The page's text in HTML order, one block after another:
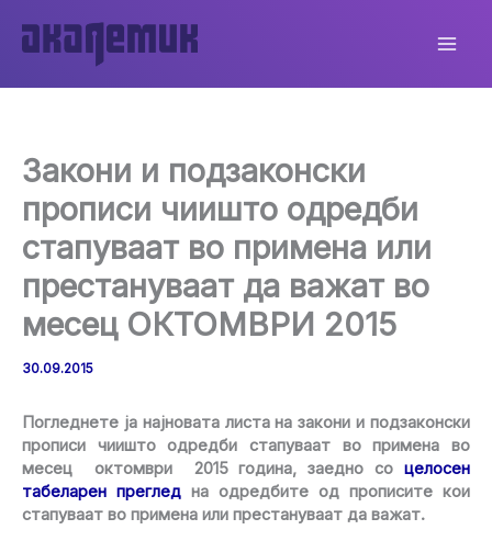
content
Закони и подзаконски
прописи чиишто одредби
стапуваат во примена или
престануваат да важат во
месец ОКТОМВРИ 2015
30.09.2015
Погледнете ја најновата листа на закони и подзаконски
прописи чиишто одредби стапуваат во примена во
месец
октомври 2015 година, заедно со целосен
табеларен преглед на одредбите од прописите кои
стапуваат во примена или престануваат да важат.